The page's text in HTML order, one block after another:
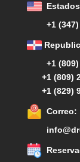
Estados
+1
+1
+1 (809)
+1 (829)
Correo: